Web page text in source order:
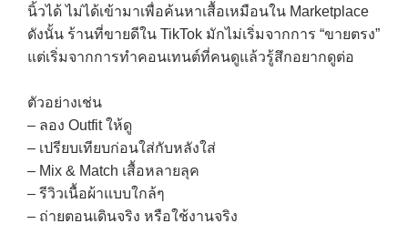
นิ้วได้ ไม่ได้เข้ามาเพื่อค้นหาเสื้อเหมือนใน Marketplace
ดังนั้น ร้านที่ขายดีใน TikTok มักไม่เริ่มจากการ “ขายตรง”
แต่เริ่มจากการทำคอนเทนต์ที่คนดูแล้วรู้สึกอยากดูต่อ
ตัวอย่างเช่น
– ลอง Outfit ให้ดู
– เปรียบเทียบก่อนใส่กับหลังใส่
– Mix & Match เสื้อหลายลุค
– รีวิวเนื้อผ้าแบบใกล้ๆ
– ถ่ายตอนเดินจริง หรือใช้งานจริง